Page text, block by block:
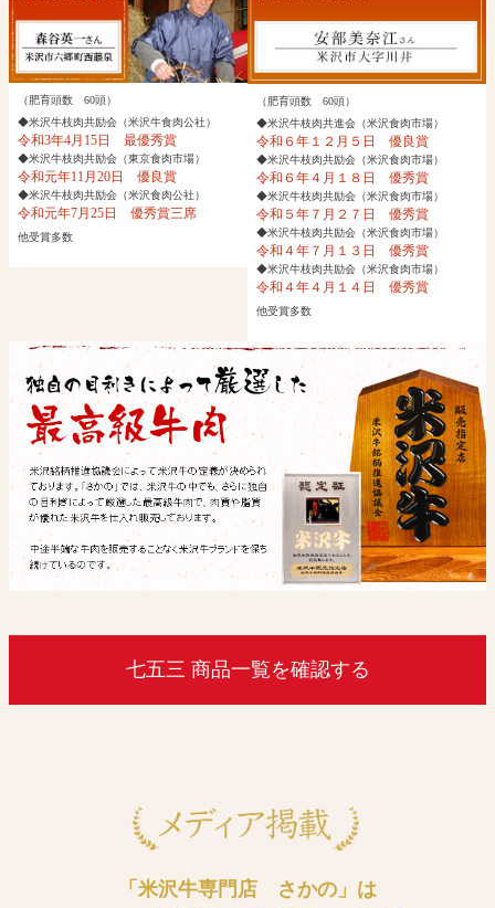
（肥育頭数 60頭）
◆米沢牛枝肉共励会（米沢牛食肉公社）
令和3年4月15日 最優秀賞
◆米沢牛枝肉共励会（東京食肉市場）
令和元年11月20日 優良賞
◆米沢牛枝肉共励会（米沢食肉公社）
令和元年7月25日 優秀賞三席
他受賞多数
（肥育頭数 60頭）
◆米沢牛枝肉共進会（米沢食肉市場）
令和６年１２月５日 優良賞
◆米沢牛枝肉共励会（米沢食肉市場）
令和６年４月１８日 優秀賞
◆米沢牛枝肉共励会（米沢食肉市場）
令和５年７月２７日 優秀賞
◆米沢牛枝肉共励会（米沢食肉市場）
令和４年７月１３日 優秀賞
◆米沢牛枝肉共励会（米沢食肉市場）
令和４年４月１４日 優秀賞
他受賞多数
七五三 商品一覧を確認する
「米沢牛専門店 さかの」は